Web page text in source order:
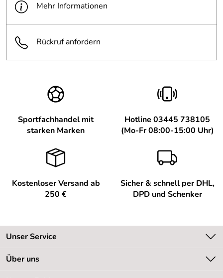
Mehr Informationen
Rückruf anfordern
Sportfachhandel mit
starken Marken
Hotline 03445 738105
(Mo-Fr 08:00-15:00 Uhr)
Kostenloser Versand ab
250 €
Sicher & schnell per DHL,
DPD und Schenker
Unser Service
Kontakt
Über uns